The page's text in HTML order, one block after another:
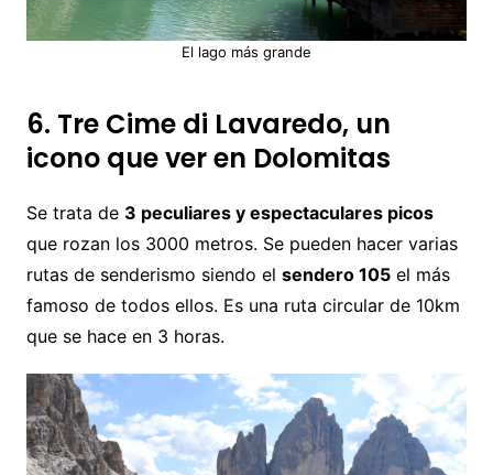
El lago más grande
6. Tre Cime di Lavaredo, un
icono que ver en Dolomitas
Se trata de 3 peculiares y espectaculares picos
que rozan los 3000 metros. Se pueden hacer varias
rutas de senderismo siendo el sendero 105el más
famoso de todos ellos. Es una ruta circular de 10km
que se hace en 3 horas.